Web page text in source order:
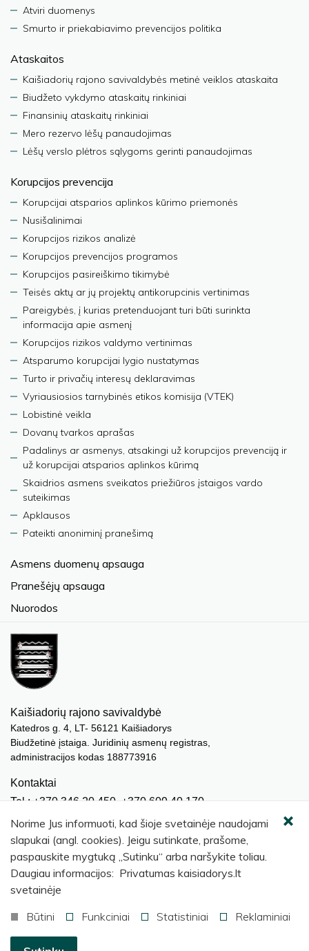
Atviri duomenys
Smurto ir priekabiavimo prevencijos politika
Ataskaitos
Kaišiadorių rajono savivaldybės metinė veiklos ataskaita
Biudžeto vykdymo ataskaitų rinkiniai
Finansinių ataskaitų rinkiniai
Mero rezervo lėšų panaudojimas
Lėšų verslo plėtros sąlygoms gerinti panaudojimas
Korupcijos prevencija
Korupcijai atsparios aplinkos kūrimo priemonės
Nusišalinimai
Korupcijos rizikos analizė
Korupcijos prevencijos programos
Korupcijos pasireiškimo tikimybė
Teisės aktų ar jų projektų antikorupcinis vertinimas
Pareigybės, į kurias pretenduojant turi būti surinkta
informacija apie asmenį
Korupcijos rizikos valdymo vertinimas
Atsparumo korupcijai lygio nustatymas
Turto ir privačių interesų deklaravimas
Vyriausiosios tarnybinės etikos komisija (VTEK)
Lobistinė veikla
Dovanų tvarkos aprašas
Padalinys ar asmenys, atsakingi už korupcijos prevenciją ir
už korupcijai atsparios aplinkos kūrimą
Skaidrios asmens sveikatos priežiūros įstaigos vardo
suteikimas
Apklausos
Pateikti anoniminį pranešimą
Asmens duomenų apsauga
Pranešėjų apsauga
Nuorodos
Kaišiadorių rajono savivaldybė
Katedros g. 4, LT- 56121 Kaišiadorys
Biudžetinė įstaiga. Juridinių asmenų registras,
administracijos kodas 188773916
Kontaktai
Tel.: +370 346 20 450, +370 609 40 170
El. paštas.: meras@kaisiadorys.lt
dokumentai@kaisiadorys.lt
Naujienų prenumerata
© 2026 Kaišiadorių rajono savivaldybė
Norime Jus informuoti, kad šioje svetainėje naudojami
slapukai (angl. cookies). Jeigu sutinkate, prašome,
paspauskite mygtuką „Sutinku“ arba naršykite toliau.
Daugiau informacijos: Privatumas kaisiadorys.lt
svetainėje
Būtini
Funkciniai Statistiniai Reklaminiai